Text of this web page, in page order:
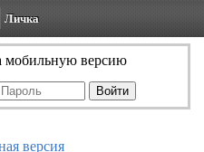
Личка
мобильную версию
версия